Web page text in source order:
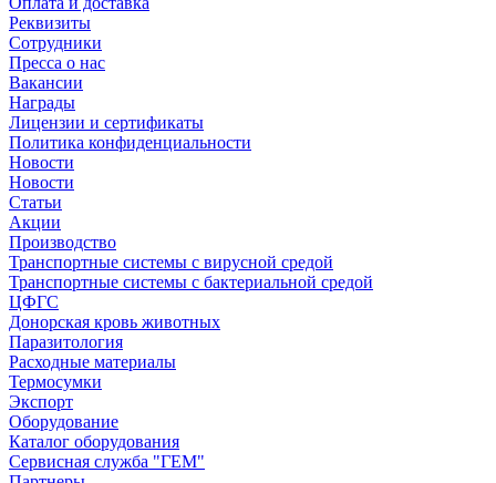
Реквизиты
Сотрудники
Пресса о нас
Вакансии
Награды
Лицензии и сертификаты
Политика конфиденциальности
Новости
Новости
Статьи
Акции
Производство
Транспортные системы с вирусной средой
Транспортные системы с бактериальной средой
ЦФГС
Донорская кровь животных
Паразитология
Расходные материалы
Термосумки
Экспорт
Оборудование
Каталог оборудования
Сервисная служба "ГЕМ"